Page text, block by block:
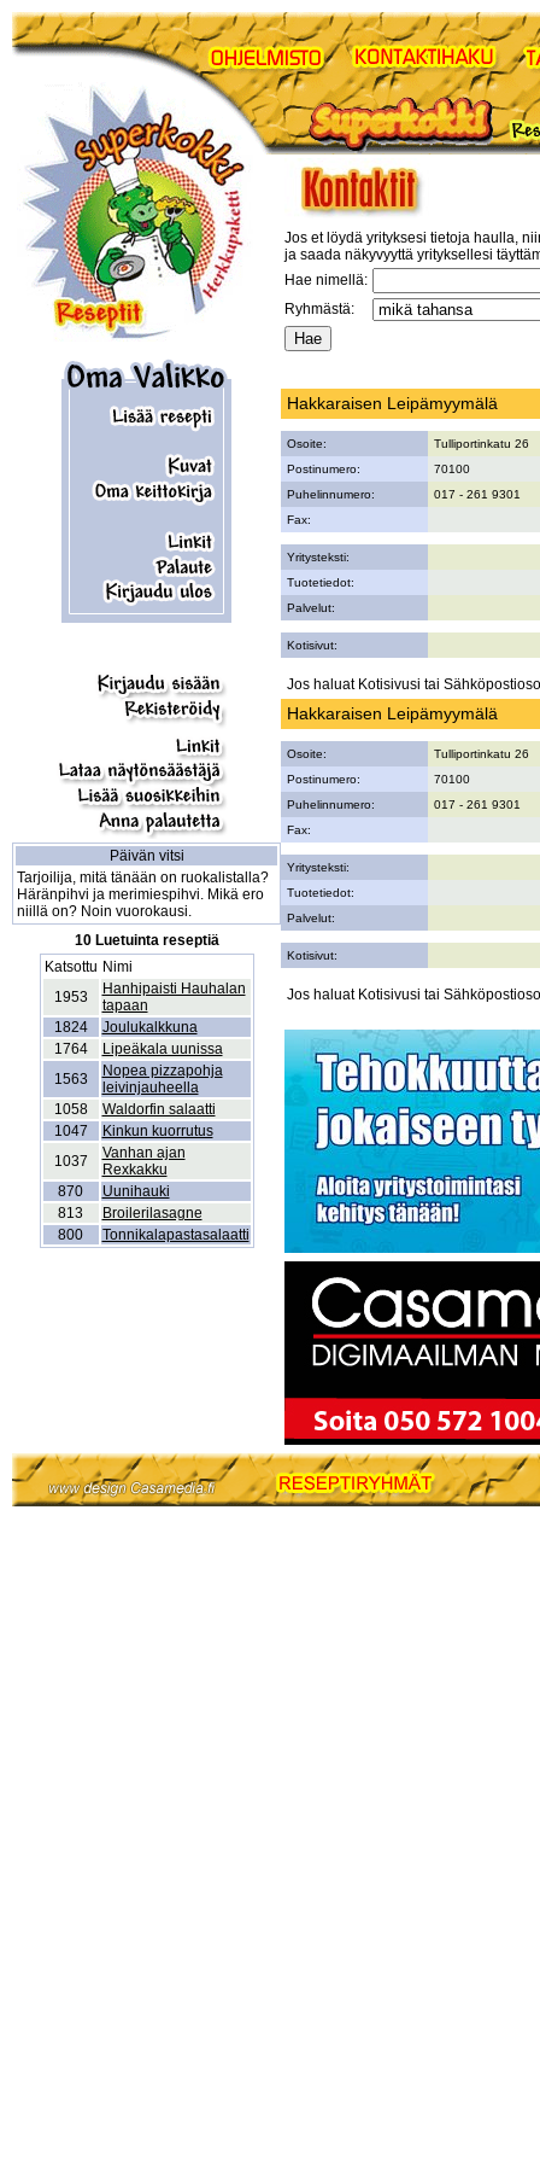
Päivän vitsi
Tarjoilija, mitä tänään on ruokalistalla?
Häränpihvi ja merimiespihvi. Mikä ero
niillä on? Noin vuorokausi.
10 Luetuinta reseptiä
Katsottu Nimi
1953
Hanhipaisti Hauhalan
tapaan
1824
Joulukalkkuna
1764
Lipeäkala uunissa
1563
Nopea pizzapohja
leivinjauheella
1058
Waldorfin salaatti
1047
Kinkun kuorrutus
1037
Vanhan ajan
Rexkakku
870
Uunihauki
813
Broilerilasagne
800
Tonnikalapastasalaatti
Jos et löydä yrityksesi tietoja haulla,
ja saada näkyvyyttä yrityksellesi
Hae nimellä:
Ryhmästä:
Hakkaraisen Leipämyymälä
Osoite:
Tulliportinkatu 26
Postinumero:
70100
Puhelinnumero:
017 - 261 9301
Fax:
Yritysteksti:
Tuotetiedot:
Palvelut:
Kotisivut:
Jos haluat Kotisivusi tai
Hakkaraisen Leipämyymälä
Osoite:
Tulliportinkatu 26
Postinumero:
70100
Puhelinnumero:
017 - 261 9301
Fax:
Yritysteksti:
Tuotetiedot:
Palvelut:
Kotisivut:
Jos haluat Kotisivusi tai